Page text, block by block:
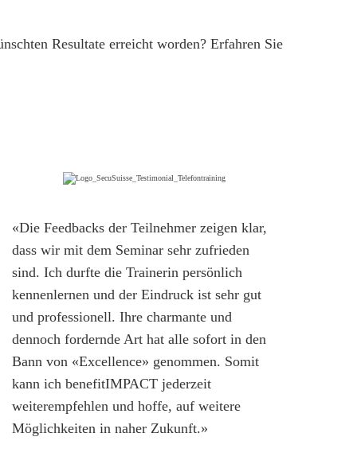
Resultate erreicht worden? Erfahren Sie
«Die Feedbacks der Teilnehmer zeigen klar,
dass wir mit dem Seminar sehr zufrieden
sind. Ich durfte die Trainerin persönlich
kennenlernen und der Eindruck ist sehr gut
und professionell. Ihre charmante und
dennoch fordernde Art hat alle sofort in den
Bann von «Excellence» genommen. Somit
kann ich benefitIMPACT jederzeit
weiterempfehlen und hoffe, auf weitere
Möglichkeiten in naher Zukunft.»